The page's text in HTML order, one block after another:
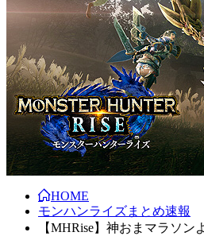
HOME
モンハンライズまとめ速報
【MHRise】神おまマラソ